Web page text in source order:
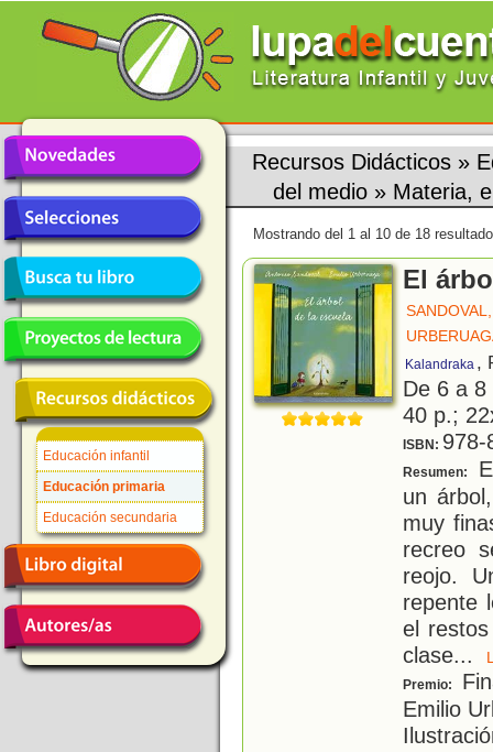
Educación infantil
Educación primaria
Educación secundaria
Recursos Didácticos »
del medio » Materia,
Mostrando del 1 al 10 de 18
El
Kalandraka ,
De 6 a
40 p.;
ISBN: 978-
Resumen:
un
muy
recreo
reojo.
repente
el
clase...
Premio:
Emilio